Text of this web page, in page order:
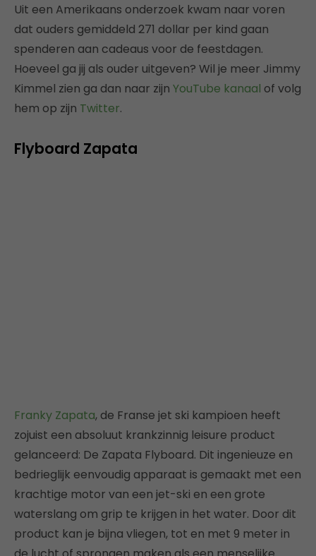
Uit een Amerikaans onderzoek kwam naar voren
dat ouders gemiddeld 271 dollar per kind gaan
spenderen aan cadeaus voor de feestdagen.
Hoeveel ga jij als ouder uitgeven? Wil je meer Jimmy
Kimmel zien ga dan naar zijn YouTube kanaal of volg
hem op zijn Twitter.
Flyboard Zapata
Franky Zapata, de Franse jet ski kampioen heeft
zojuist een absoluut krankzinnig leisure product
gelanceerd: De Zapata Flyboard. Dit ingenieuze en
bedrieglijk eenvoudig apparaat is gemaakt met een
krachtige motor van een jet-ski en een grote
waterslang om grip te krijgen in het water. Door dit
product kan je bijna vliegen, tot en met 9 meter in